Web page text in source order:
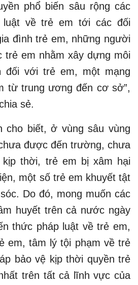
phổ biến sâu rộng các
luật về trẻ em tới các đối
đình trẻ em, những người
trẻ em nhằm xây dựng môi
đối với trẻ em, một mạng
từ trung ương đến cơ sở”,
sẻ.
cho biết, ở vùng sâu vùng
được đến trường, chưa
thời, trẻ em bị xâm hại
một số trẻ em khuyết tật
Do đó, mong muốn các
huyết trên cả nước ngày
thức pháp luật về trẻ em,
em, tâm lý tội phạm về trẻ
bảo vệ kịp thời quyền trẻ
trên tất cả lĩnh vực của